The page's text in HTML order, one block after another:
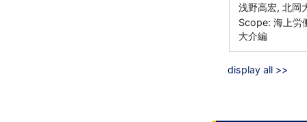
浅野高宏, 北岡
Scope: 海上
大介編
display all >>